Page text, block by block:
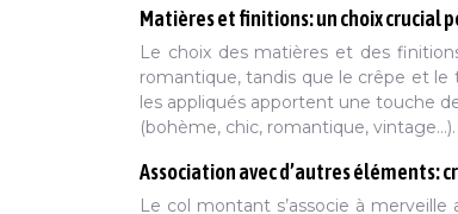
Matières et finitions: un choix crucial
Le choix des matières et des
romantique, tandis que le crêpe et
les appliqués apportent une touche
(bohème, chic, romantique, vintage…).
Association avec d’autres éléments:
Le col montant s’associe à